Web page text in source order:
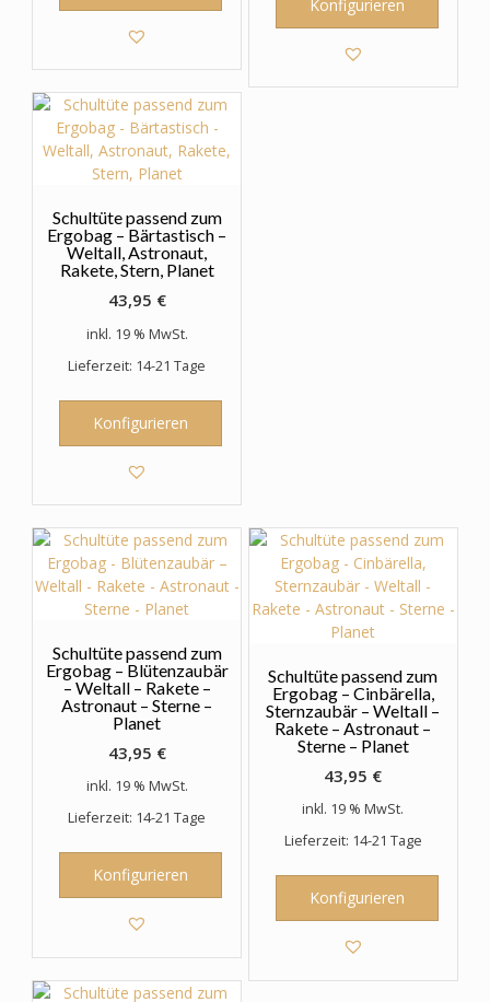
Konfigurieren
Schultüte passend zum
Ergobag – Bärtastisch –
Weltall, Astronaut,
Rakete, Stern, Planet
43,95 €
inkl. 19 % MwSt.
Lieferzeit: 14-21 Tage
Konfigurieren
Schultüte passend zum
Ergobag – Blütenzaubär
– Weltall – Rakete –
Astronaut – Sterne –
Planet
43,95 €
inkl. 19 % MwSt.
Lieferzeit: 14-21 Tage
Konfigurieren
Schultüte passend zum
Ergobag – Cinbärella,
Sternzaubär – Weltall –
Rakete – Astronaut –
Sterne – Planet
43,95 €
inkl. 19 % MwSt.
Lieferzeit: 14-21 Tage
Konfigurieren